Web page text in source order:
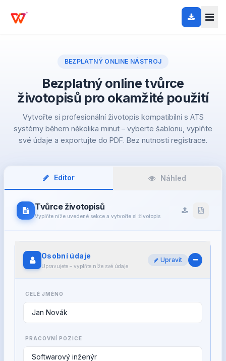
BEZPLATNÝ ONLINE NÁSTROJ
Bezplatný online tvůrce
životopisů pro okamžité použití
Vytvořte si profesionální životopis kompatibilní s ATS
systémy během několika minut – vyberte šablonu, vyplňte
své údaje a exportujte do PDF. Bez nutnosti registrace.
Editor Náhled
Tvůrce životopisů
Vyplňte níže uvedené sekce a vytvořte si životopis
Osobní údaje
Upravujete – vyplňte níže své údaje
Upravit
CELÉ JMÉNO
PRACOVNÍ POZICE